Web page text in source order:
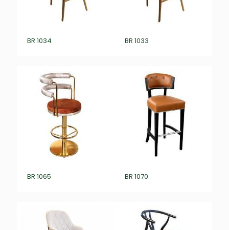
BR 1034 BR 1033
BR 1065 BR 1070